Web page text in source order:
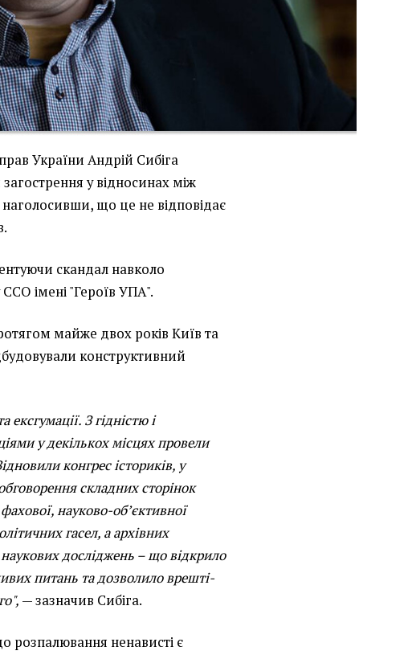
України Андрій Сибіга
у відносинах між
що це не відповідає
скандал навколо
імені "Героїв УПА".
майже двох років Київ та
конструктивний
З гідністю і
у декількох місцях провели
конгрес істориків, у
складних сторінок
фахової, науково-обʼєктивної
гасел, а архівних
наукових досліджень – що відкрило
питань та дозволило врешті-
— зазначив Сибіга.
розпалювання ненависті є